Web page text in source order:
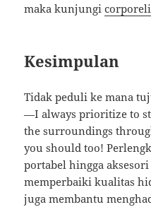
maka kunjungi
Kesimpulan
Tidak peduli ke mana
—I always prioritize to
the surroundings
you should too!
portabel hingga
memperbaiki kualitas
juga membantu